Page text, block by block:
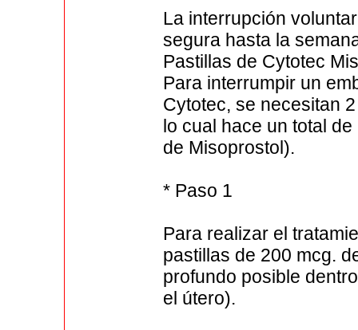
La interrupción
segura hasta la
Pastillas de Cytotec
Para interrumpir un
Cytotec, se necesitan
lo cual hace un total
de Misoprostol).
* Paso 1
Para realizar el
pastillas de 200 mcg.
profundo posible
el útero).